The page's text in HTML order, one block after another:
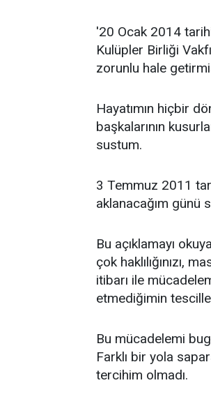
'20 Ocak 2014
Kulüpler Birliği
zorunlu hale
Hayatımın hiçbir
başkalarının
sustum.
3 Temmuz 2011
aklanacağım günü
Bu açıklamayı
çok haklılığınızı,
itibarı ile
etmediğimin
Bu mücadelemi
Farklı bir yola
tercihim olmadı.